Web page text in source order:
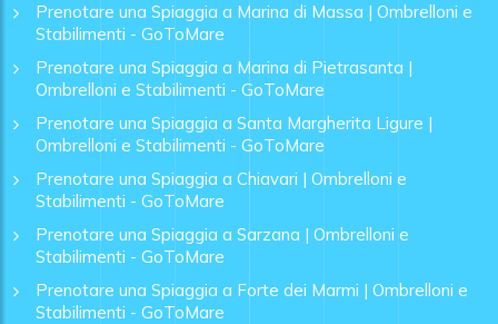
Prenotare una Spiaggia a Marina di Massa | Ombrelloni e
Stabilimenti - GoToMare
Prenotare una Spiaggia a Marina di Pietrasanta |
Ombrelloni e Stabilimenti - GoToMare
Prenotare una Spiaggia a Santa Margherita Ligure |
Ombrelloni e Stabilimenti - GoToMare
Prenotare una Spiaggia a Chiavari | Ombrelloni e
Stabilimenti - GoToMare
Prenotare una Spiaggia a Sarzana | Ombrelloni e
Stabilimenti - GoToMare
Prenotare una Spiaggia a Forte dei Marmi | Ombrelloni e
Stabilimenti - GoToMare